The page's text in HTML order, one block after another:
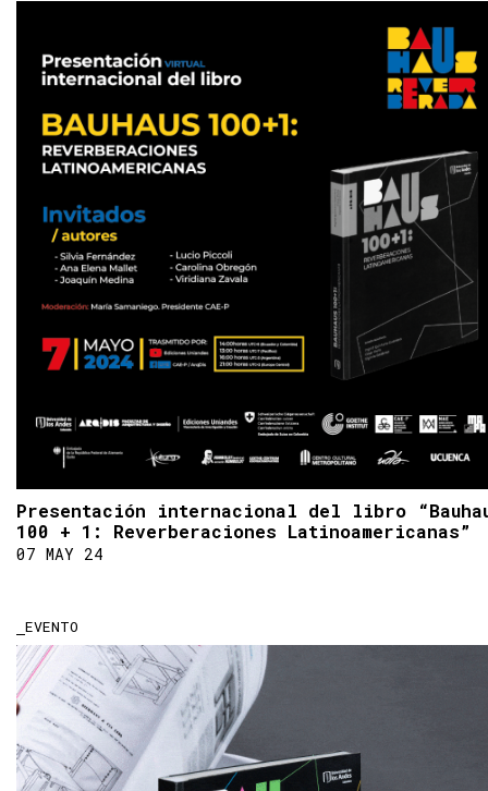
Presentación internacional del libro
100 + 1: Reverberaciones Latinoamericanas”
07 MAY 24
EVENTO